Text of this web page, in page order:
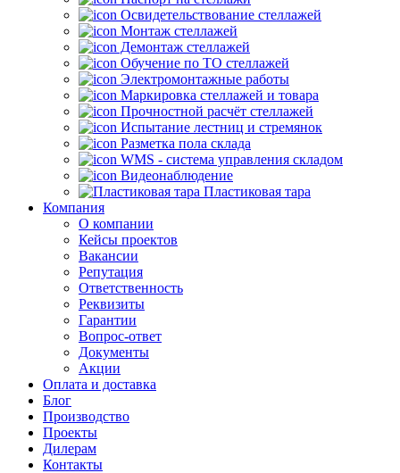
Освидетельствование стеллажей
Монтаж стеллажей
Демонтаж стеллажей
Обучение по ТО стеллажей
Электромонтажные работы
Маркировка стеллажей и товара
Прочностной расчёт стеллажей
Испытание лестниц и стремянок
Разметка пола склада
WMS - система управления складом
Видеонаблюдение
Пластиковая тара
Компания
О компании
Кейсы проектов
Вакансии
Репутация
Ответственность
Реквизиты
Гарантии
Вопрос-ответ
Документы
Акции
Оплата и доставка
Блог
Производство
Проекты
Дилерам
Контакты